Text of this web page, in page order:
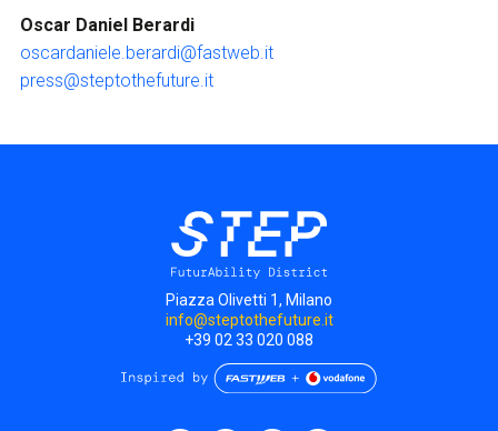
Oscar Daniel Berardi
oscardaniele.berardi@fastweb.it
press@steptothefuture.it
Piazza Olivetti 1, Milano
info@steptothefuture.it
+39 02 33 020 088